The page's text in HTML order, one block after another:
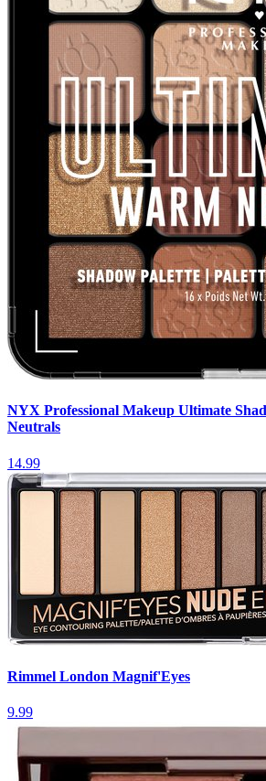
NYX Professional Makeup Ultimate
Neutrals
14.99
Rimmel London Magnif'Eyes
9.99